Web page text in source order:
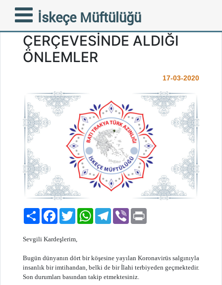
İskeçe Müftülüğü
İSKEÇE MÜFTÜLÜĞÜ’NÜN
KÜRESEL SALGIN
ÇERÇEVESİNDE ALDIĞI
ÖNLEMLER
17-03-2020
PaylaşFacebook
TwitterWhatsAppTelegram
Viber
Sevgili Kardeşlerim,
Bugün dünyanın dört bir köşesine yayılan Koronavirüs salgınıyla
insanlık bir imtihandan, belki de bir İlahi terbiyeden geçmektedir.
Son durumları basından takip etmektesiniz.